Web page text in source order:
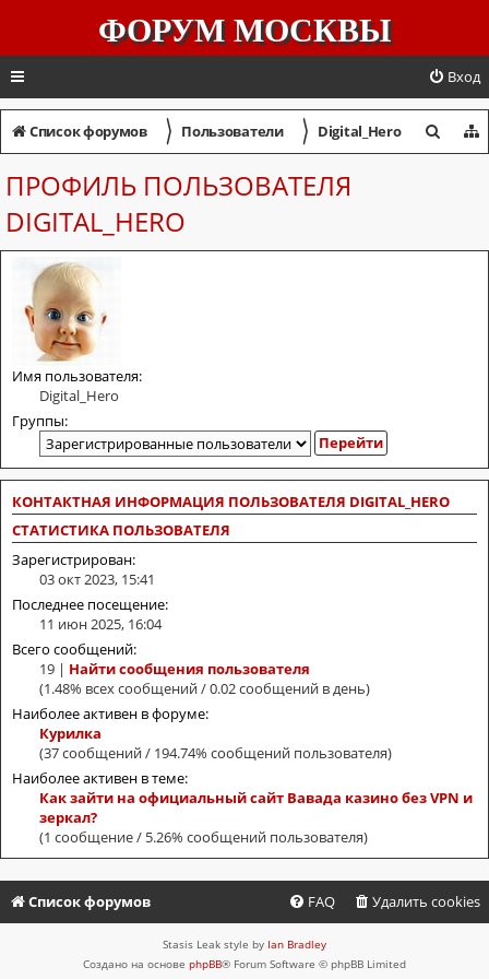
ФОРУМ МОСКВЫ
Вход
Список форумов 〉 Пользователи 〉 Digital_Hero
к
ПРОФИЛЬ ПОЛЬЗОВАТЕЛЯ
DIGITAL_HERO
Имя пользователя:
Digital_Hero
Группы:
КОНТАКТНАЯ ИНФОРМАЦИЯ ПОЛЬЗОВАТЕЛЯ DIGITAL_HERO
СТАТИСТИКА ПОЛЬЗОВАТЕЛЯ
Зарегистрирован:
03 окт 2023, 15:41
Последнее посещение:
11 июн 2025, 16:04
Всего сообщений:
19 | Найти сообщения пользователя
(1.48% всех сообщений / 0.02 сообщений в день)
Наиболее активен в форуме:
Курилка
(37 сообщений / 194.74% сообщений пользователя)
Наиболее активен в теме:
Как зайти на официальный сайт Вавада казино без VPN и
зеркал?
(1 сообщение / 5.26% сообщений пользователя)
Список форумов Удалить cookies
FAQ
Stasis Leak style by Ian Bradley
Создано на основе phpBB® Forum Software © phpBB Limited